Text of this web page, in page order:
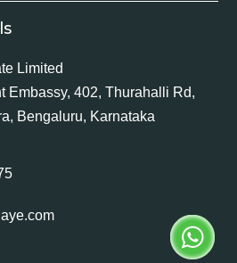
Limited
Embassy, 402, Thurahalli Rd,
Bengaluru, Karnataka